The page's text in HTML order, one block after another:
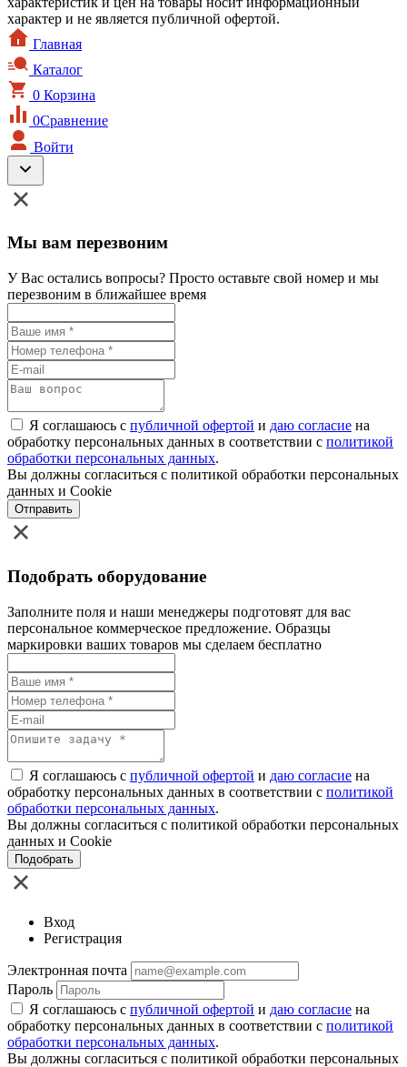
характер и не является публичной офертой.
Главная
Каталог
0 Корзина
0Сравнение
Войти
Мы вам перезвоним
У Вас остались вопросы? Просто оставьте свой номер и мы
перезвоним в ближайшее время
Я соглашаюсь с публичной офертой и даю согласие на
обработку персональных данных в соответствии с политикой
обработки персональных данных.
Вы должны согласиться с политикой обработки персональных
данных и Cookie
Отправить
Подобрать оборудование
Заполните поля и наши менеджеры подготовят для вас
персональное коммерческое предложение. Образцы
маркировки ваших товаров мы сделаем бесплатно
Я соглашаюсь с публичной офертой и даю согласие на
обработку персональных данных в соответствии с политикой
обработки персональных данных.
Вы должны согласиться с политикой обработки персональных
данных и Cookie
Подобрать
Вход
Регистрация
Электронная почта
Пароль
Я соглашаюсь с публичной офертой и даю согласие на
обработку персональных данных в соответствии с политикой
обработки персональных данных.
Вы должны согласиться с политикой обработки персональных